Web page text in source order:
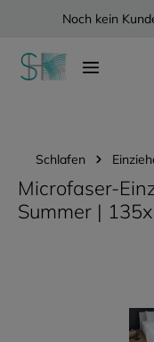
springenNoch kein
Schlafen
Microfaser-
Summer |